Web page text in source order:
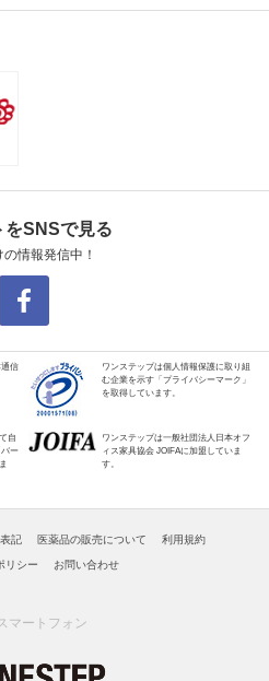
をSNSで見る
情報発信中！
信
ワンステップは個人情報保護に取り組
む企業を示す「プライバシーマーク」
を取得しています。
自
ー
ワンステップは一般社団法人日本オフ
ィス家具協会 JOIFAに加盟していま
す。
記 医薬品の販売について 利用規約
リシー お問い合わせ
マートフォン